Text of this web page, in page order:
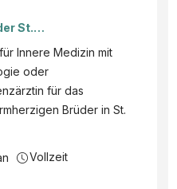
St.
Innere Medizin mit
oder
für das
Brüder in St.
Vollzeit